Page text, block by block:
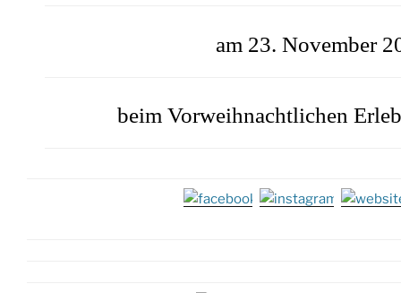
am 23. November
beim Vorweihnachtlichen